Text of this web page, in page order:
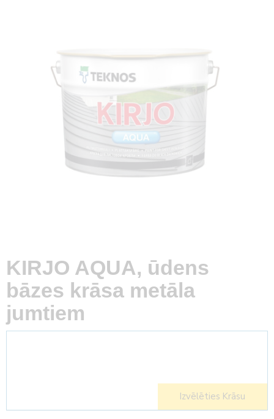
KIRJO AQUA, ūdens
bāzes krāsa metāla
jumtiem
Izvēlēties Krāsu